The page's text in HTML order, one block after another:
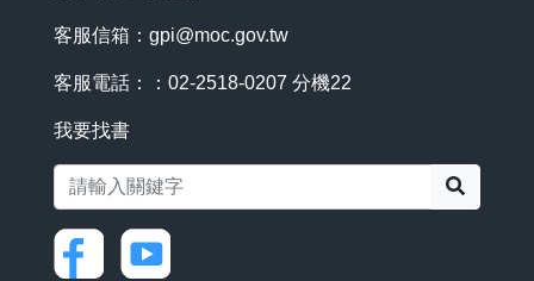
客服信箱： gpi@moc.gov.tw
客服電話：：02-2518-0207 分機22
我要找書